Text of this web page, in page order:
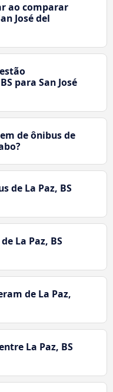
ao comparar
José del
para San José
de ônibus de
de La Paz, BS
La Paz, BS
de La Paz,
La Paz, BS